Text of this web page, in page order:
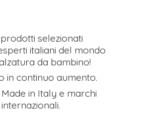
selezionati
italiani del mondo
da bambino!
in continuo aumento.
in Italy e marchi
internazionali.